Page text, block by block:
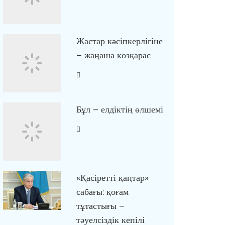
Жастар кәсіпкерлігіне
– жаңаша көзқарас
Бұл – елдіктің өлшемі
«Қасіретті қаңтар»
сабағы: қоғам
тұтастығы –
тәуелсіздік кепілі